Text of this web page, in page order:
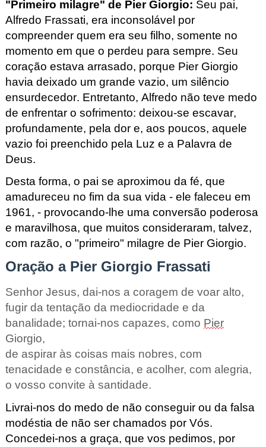
"Primeiro milagre" de Pier Giorgio: Seu pai,
Alfredo Frassati, era inconsolável por
compreender quem era seu filho, somente no
momento em que o perdeu para sempre. Seu
coração estava arrasado, porque Pier Giorgio
havia deixado um grande vazio, um silêncio
ensurdecedor. Entretanto, Alfredo não teve medo
de enfrentar o sofrimento: deixou-se escavar,
profundamente, pela dor e, aos poucos, aquele
vazio foi preenchido pela Luz e a Palavra de
Deus.
Desta forma, o pai se aproximou da fé, que
amadureceu no fim da sua vida - ele faleceu em
1961, - provocando-lhe uma conversão poderosa
e maravilhosa, que muitos consideraram, talvez,
com razão, o "primeiro" milagre de Pier Giorgio.
Oração a Pier Giorgio Frassati
Senhor Jesus, dai-nos a coragem de voar alto,
fugir da tentação da mediocridade e da
banalidade; tornai-nos capazes, como Pier
Giorgio,
de aspirar às coisas mais nobres, com
tenacidade e constância, e acolher, com alegria,
o vosso convite à santidade.
Livrai-nos do medo de não conseguir ou da falsa
modéstia de não ser chamados por Vós.
Concedei-nos a graça, que vos pedimos, por